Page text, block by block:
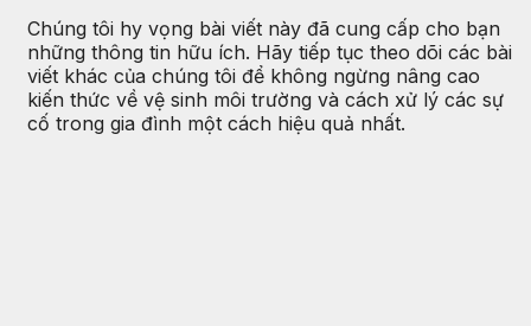
Chúng tôi hy vọng bài viết này đã cung cấp cho bạn
những thông tin hữu ích. Hãy tiếp tục theo dõi các bài
viết khác của chúng tôi để không ngừng nâng cao
kiến thức về vệ sinh môi trường và cách xử lý các sự
cố trong gia đình một cách hiệu quả nhất.